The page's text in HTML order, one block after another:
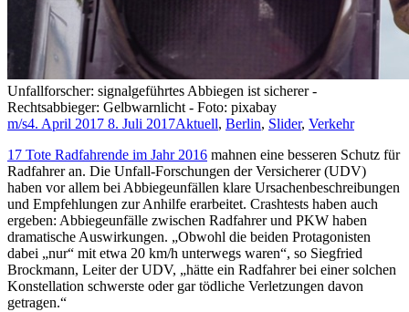
Unfallforscher: signalgeführtes Abbiegen ist sicherer -
Rechtsabbieger: Gelbwarnlicht - Foto: pixabay
m/s4. April 2017 8. Juli 2017Aktuell, Berlin, Slider, Verkehr
17 Tote Radfahrende im Jahr 2016 mahnen eine besseren Schutz für
Radfahrer an. Die Unfall-Forschungen der Versicherer (UDV)
haben vor allem bei Abbiegeunfällen klare Ursachenbeschreibungen
und Empfehlungen zur Anhilfe erarbeitet. Crashtests haben auch
ergeben: Abbiegeunfälle zwischen Radfahrer und PKW haben
dramatische Auswirkungen. „Obwohl die beiden Protagonisten
dabei „nur“ mit etwa 20 km/h unterwegs waren“, so Siegfried
Brockmann, Leiter der UDV, „hätte ein Radfahrer bei einer solchen
Konstellation schwerste oder gar tödliche Verletzungen davon
getragen.“